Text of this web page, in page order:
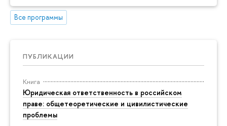
Все программы
ПУБЛИКАЦИИ
Книга
Юридическая ответственность в российском
праве: общетеоретические и цивилистические
проблемы